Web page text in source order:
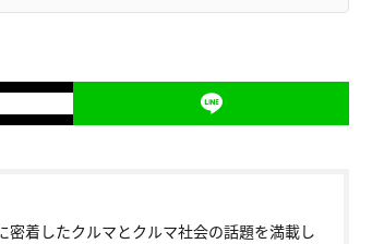
密着したクルマとクルマ社会の話題を満載し